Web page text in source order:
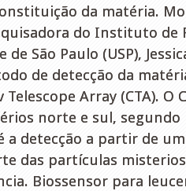
da matéria.
do Instituto de
de São Paulo (USP),
de detecção da
Array (CTA). O
norte e sul,
a detecção a partir de
das partículas
Biossensor para